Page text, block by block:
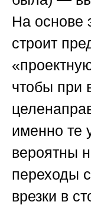
На основе
строит
чтобы при
именно те
вероятны
переходы
врезки в